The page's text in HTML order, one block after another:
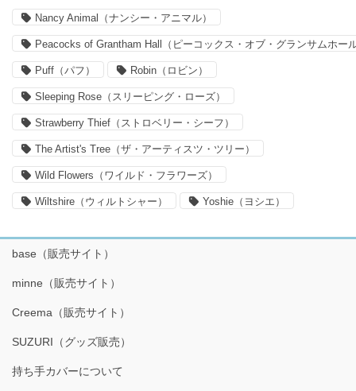
Nancy Animal（ナンシー・アニマル）
Peacocks of Grantham Hall（ピーコックス・オブ・グランサムホー
Puff（パフ） Robin（ロビン）
Sleeping Rose（スリーピング・ローズ）
Strawberry Thief（ストロベリー・シーフ）
The Artist's Tree（ザ・アーティスツ・ツリー）
Wild Flowers（ワイルド・フラワーズ）
Wiltshire（ウィルトシャー） Yoshie（ヨシエ）
base（販売サイト）
minne（販売サイト）
Creema（販売サイト）
SUZURI（グッズ販売）
持ち手カバーについて